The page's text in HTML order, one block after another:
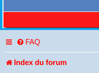
FAQ
Index du forum